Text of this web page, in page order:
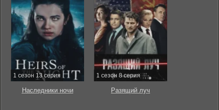
1 сезон 13 серия
Наследники ночи
1 сезон 8 серия
Разящий луч